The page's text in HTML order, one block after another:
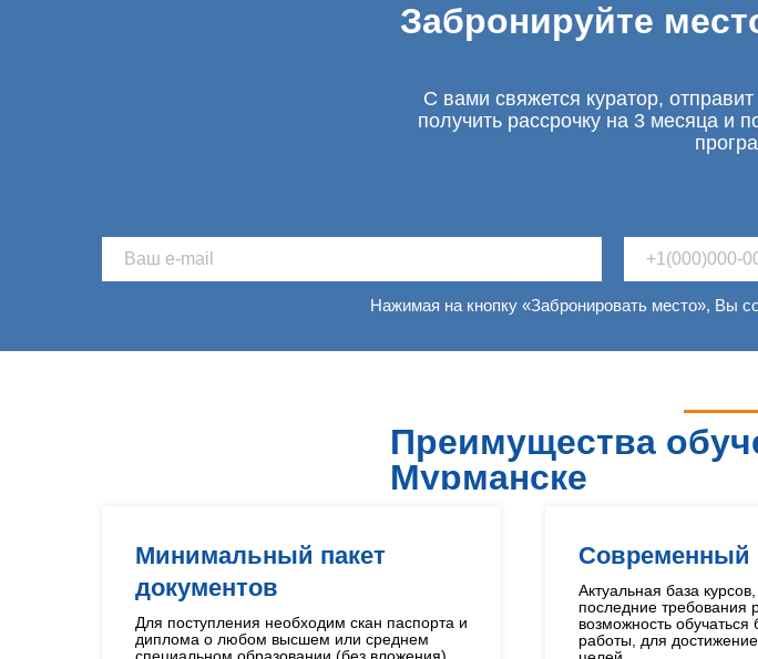
Забронируйте
С вами свяжется куратор,
получить рассрочку на 3 месяца и
Нажимая на кнопку «Забронировать место», Вы
Преимущества
Мурманске
Минимальный пакет
документов
Для поступления необходим скан паспорта и
диплома о любом высшем или среднем
Современный
Актуальная база
последние требования
возможность обучаться
работы, для